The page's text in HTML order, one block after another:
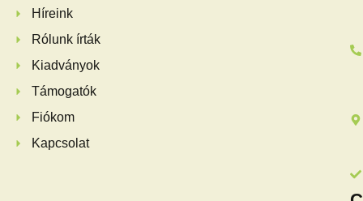
Híreink
Rólunk írták
Kiadványok
Támogatók
Fiókom
Kapcsolat